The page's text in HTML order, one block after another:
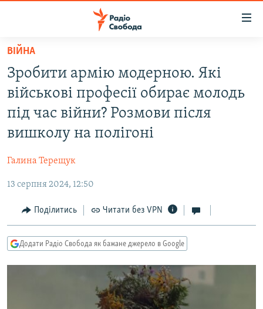
Перейти
основного
матеріалу
Перейти
до
основної
Перейти
до
РАДІО СВОБОДА – 70 РОКІВ
ВСЕ ЗА ДОБУ
СТАТТІ
СУСПІЛЬСТВО
КУЛЬТУРА
СПОРТ
СВІТ
ДОНБАС.РЕАЛІЇ
КРИМ.РЕАЛІЇ
ТИ ЯК?
ПРИАЗОВ’Я
ВІЙНА
Зробити армію модерною. Які
військові професії обирає молодь
під час війни? Розмови після
вишколу на полігоні
Галина Терещук
13 серпня 2024, 12:50
Поділитись Читати без VPN
Додати Радіо Свобода як бажане джерело в Google